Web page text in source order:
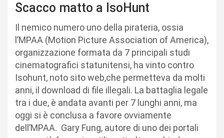
Scacco matto a IsoHunt
Il nemico numero uno della pirateria, ossia
l’MPAA (Motion Picture Association of America),
organizzazione formata da 7 principali studi
cinematografici statunitensi, ha vinto contro
Isohunt, noto sito web,che permetteva da molti
anni, il download di file illegali. La battaglia legale
tra i due, è andata avanti per 7 lunghi anni, ma
oggi si è conclusa a favore ovviamente
dell’MPAA. Gary Fung, autore di uno dei portali